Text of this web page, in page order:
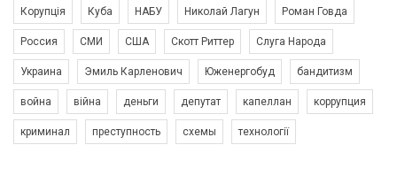
Корупція Куба НАБУ Николай Лагун Роман Говда
Россия СМИ США Скотт Риттер Слуга Народа
Украина Эмиль Карленович Юженергобуд бандитизм
война війна деньги депутат капеллан коррупция
криминал преступность схемы технології